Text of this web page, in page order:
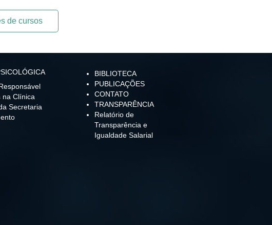
de cursos
na Clínica
Secretaria
BIBLIOTECA
PUBLICAÇÕES
CONTATO
TRANSPARÊNCIA
Relatório de
Transparência e
Igualdade Salarial